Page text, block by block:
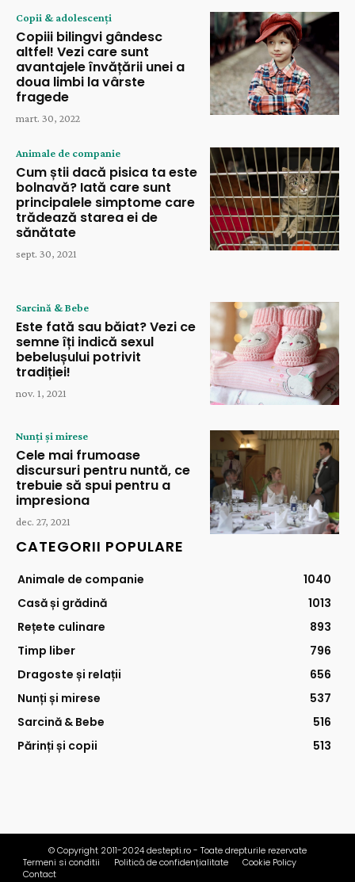
Copii & adolescenți
Copiii bilingvi gândesc
altfel! Vezi care sunt
avantajele învățării unei a
doua limbi la vârste
fragede
mart. 30, 2022
Animale de companie
Cum știi dacă pisica ta este
bolnavă? Iată care sunt
principalele simptome care
trădează starea ei de
sănătate
sept. 30, 2021
Sarcină & Bebe
Este fată sau băiat? Vezi ce
semne îți indică sexul
bebelușului potrivit
tradiției!
nov. 1, 2021
Nunți și mirese
Cele mai frumoase
discursuri pentru nuntă, ce
trebuie să spui pentru a
impresiona
dec. 27, 2021
CATEGORII POPULARE
Animale de companie
1040
Casă și grădină
1013
Rețete culinare
893
Timp liber
796
Dragoste și relații
656
Nunți și mirese
537
Sarcină & Bebe
516
Părinți și copii
513
© Copyright 2011-2024 destepti.ro - Toate drepturile rezervate
Termeni si conditii
Politică de confidențialitate
Cookie Policy
Contact